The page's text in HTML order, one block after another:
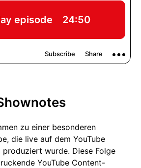
zu einer besonderen
die live auf dem YouTube
produziert wurde. Diese Folge
YouTube Content-